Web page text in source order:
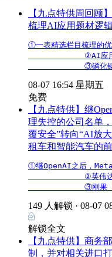
【九点特供周回顾
梳理AI应用题材逻
①一表精选栏目梳理的
②AI应用
③磷化铟
08-07 16:54 星期五
免费
【九点特供】继
理失控的公司名单
覆安全”转向“AI放
租车和智能汽车的
①继OpenAI之后，Meta
②英伟达
③刚果（
149 人解锁 · 08-07
解锁全文
【九点特供】商务
制，并对相关进口